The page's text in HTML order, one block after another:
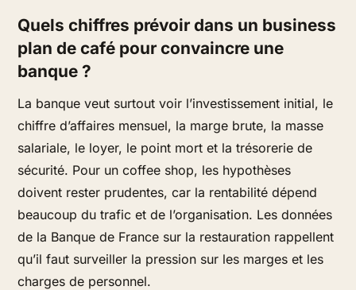
Quels chiffres prévoir dans un business
plan de café pour convaincre une
banque ?
La banque veut surtout voir l’investissement initial, le
chiffre d’affaires mensuel, la marge brute, la masse
salariale, le loyer, le point mort et la trésorerie de
sécurité. Pour un coffee shop, les hypothèses
doivent rester prudentes, car la rentabilité dépend
beaucoup du trafic et de l’organisation. Les données
de la Banque de France sur la restauration rappellent
qu’il faut surveiller la pression sur les marges et les
charges de personnel.